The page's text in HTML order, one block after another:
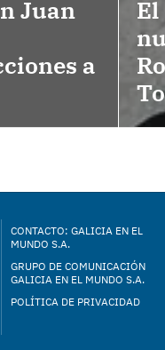
Juan
a
El
CONTACTO: GALICIA EN EL
MUNDO S.A.
GRUPO DE COMUNICACIÓN
GALICIA EN EL MUNDO S.A.
POLÍTICA DE PRIVACIDAD